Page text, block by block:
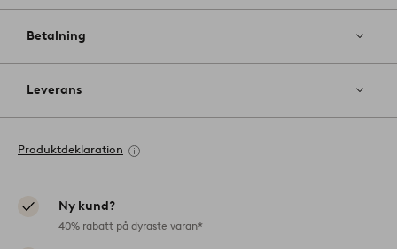
Betalning
Leverans
Produktdeklaration
Ny kund?
40% rabatt på dyraste varan*